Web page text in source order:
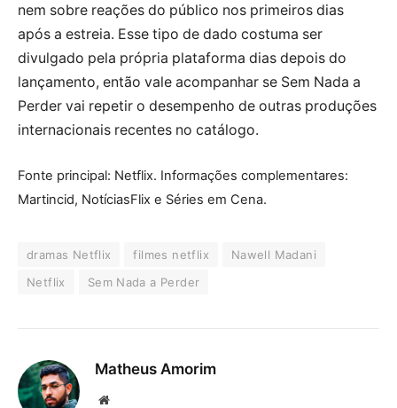
nem sobre reações do público nos primeiros dias
após a estreia. Esse tipo de dado costuma ser
divulgado pela própria plataforma dias depois do
lançamento, então vale acompanhar se Sem Nada a
Perder vai repetir o desempenho de outras produções
internacionais recentes no catálogo.
Fonte principal: Netflix. Informações complementares:
Martincid, NotíciasFlix e Séries em Cena.
dramas Netflix filmes netflix
Nawell Madani
Netflix
Sem Nada a Perder
Matheus Amorim
Website